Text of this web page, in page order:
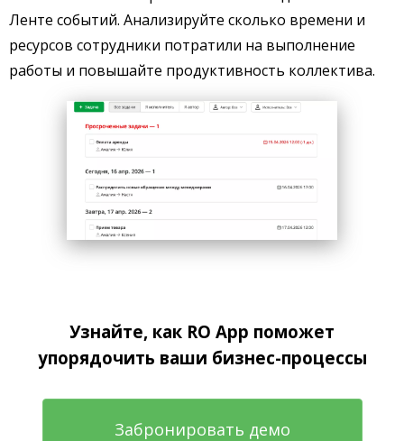
Ленте событий. Анализируйте сколько времени и
ресурсов сотрудники потратили на выполнение
работы и повышайте продуктивность коллектива.
Узнайте, как RO App поможет
упорядочить ваши бизнес-процессы
Забронировать демо